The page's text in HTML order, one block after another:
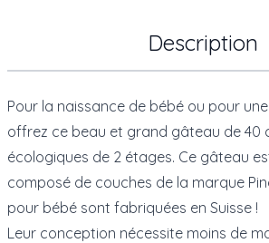
Description
Pour la naissance de bébé ou pour
offrez ce beau et grand gâteau de 40
écologiques de 2 étages. Ce gâteau
composé de couches de la marque
pour bébé sont fabriquées en Suisse !
Leur conception nécessite moins de